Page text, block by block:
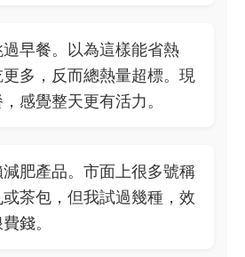
早餐。以為這樣能省熱
多，反而總熱量超標。現
感覺整天更有活力。
肥產品。市面上很多號稱
茶包，但我試過幾種，效
錢。